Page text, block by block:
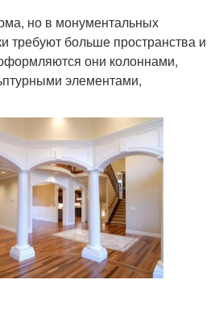
но в монументальных
требуют больше пространства и
они колоннами,
элементами,